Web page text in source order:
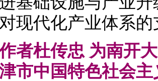
现代化产业体系
作者杜传忠 为南开
市中国特色社会